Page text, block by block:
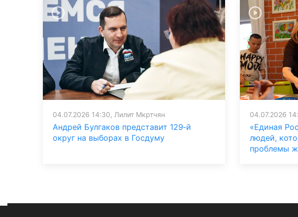
04.07.2026 14:30, Лилит Мкртчян
Андрей Булгаков представит 129‑й
округ на выборах в Госдуму
04.07.2026
«Единая
людей,
проблемы